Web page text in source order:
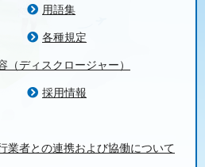
用語集
各種規定
（ディスクロージャー）
採用情報
業者との連携および協働について